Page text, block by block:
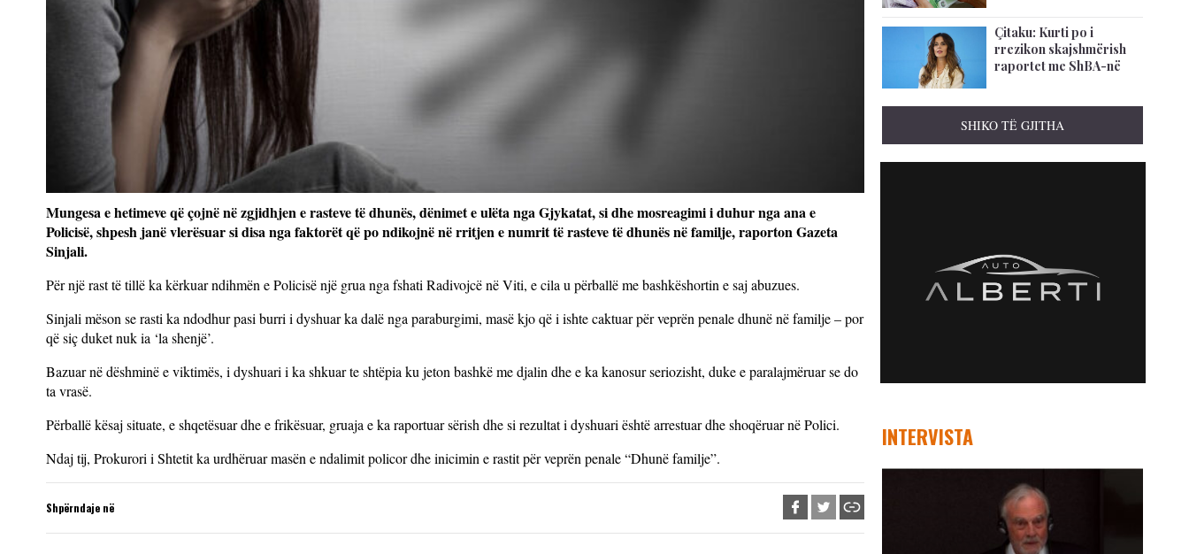
Mungesa e hetimeve që çojnë në zgjidhjen e rasteve të dhunës, dënimet e ulëta nga Gjykatat, si dhe mosreagimi i duhur nga ana e
Policisë, shpesh janë vlerësuar si disa nga faktorët që po ndikojnë në rritjen e numrit të rasteve të dhunës në familje, raporton Gazeta
Sinjali.
Për një rast të tillë ka kërkuar ndihmën e Policisë një grua nga fshati Radivojcë në Viti, e cila u përballë me bashkëshortin e saj abuzues.
Sinjali mëson se rasti ka ndodhur pasi burri i dyshuar ka dalë nga paraburgimi, masë kjo që i ishte caktuar për veprën penale dhunë në familje – por
që siç duket nuk ia ‘la shenjë’.
Bazuar në dëshminë e viktimës, i dyshuari i ka shkuar te shtëpia ku jeton bashkë me djalin dhe e ka kanosur seriozisht, duke e paralajmëruar se do
ta vrasë.
Përballë kësaj situate, e shqetësuar dhe e frikësuar, gruaja e ka raportuar sërish dhe si rezultat i dyshuari është arrestuar dhe shoqëruar në Polici.
Ndaj tij, Prokurori i Shtetit ka urdhëruar masën e ndalimit policor dhe inicimin e rastit për veprën penale “Dhunë familje”.
Shpërndaje në
Çitaku: Kurti po i
rrezikon skajshmërish
raportet me ShBA-në
SHIKO TË GJITHA
INTERVISTA